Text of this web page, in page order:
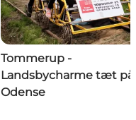
Tommerup -
Landsbycharme tæt på
Odense